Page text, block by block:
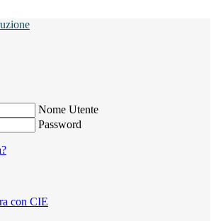
Nome Utente
Password
con CIE